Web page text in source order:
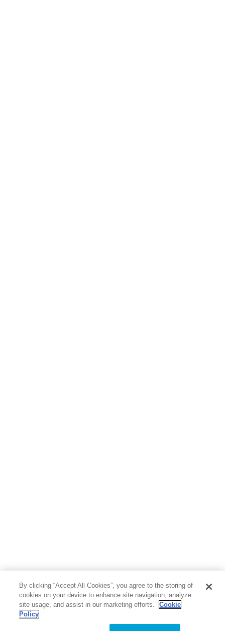
By clicking “Accept All Cookies”, you agree to the storing of
cookies on your device to enhance site navigation, analyze
site usage, and assist in our marketing efforts.
Cookie
Policy